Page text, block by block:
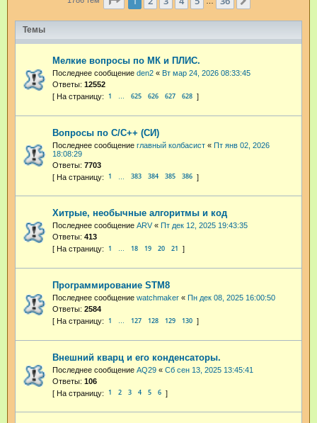
Темы
Мелкие вопросы по МК и ПЛИС.
Последнее сообщение den2 « Вт мар 24, 2026 08:33:45
Ответы: 12552
1 … 625 626 627 628
Вопросы по С/С++ (СИ)
Последнее сообщение главный колбасист « Пт янв 02, 2026
18:08:29
Ответы: 7703
1 383 384 385 386
Хитрые, необычные алгоритмы и код
Последнее сообщение ARV« Пт дек 12, 2025 19:43:35
Ответы: 413
1 … 18 19 20 21
Программирование STM8
Последнее сообщение watchmaker « Пн дек 08, 2025 16:00:50
Ответы: 2584
1 … 127 128 129 130
Внешний кварц и его конденсаторы.
Последнее сообщение AQ29 « Сб сен 13, 2025 13:45:41
Ответы: 106
1 2 3 4 5 6